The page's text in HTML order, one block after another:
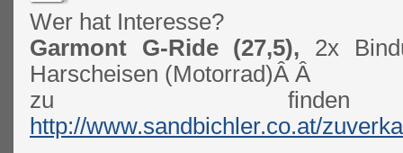
Wer hat Interesse?
Garmont G-Ride (27,5), 2x
Harscheisen (Motorrad)Â Â
zu finden
http://www.sandbichler.co.at/